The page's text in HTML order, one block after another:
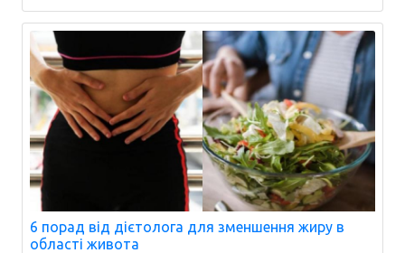
6 порад від дієтолога для зменшення жиру в
області живота